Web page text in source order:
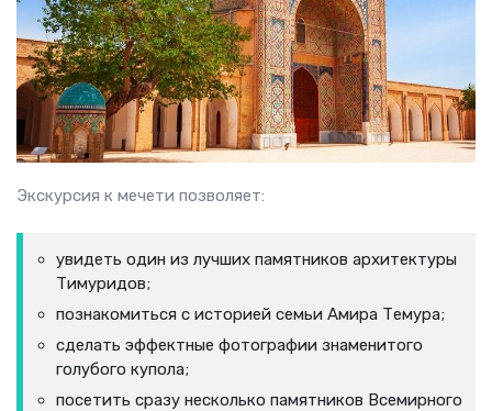
Экскурсия к мечети позволяет:
увидеть один из лучших памятников архитектуры
Тимуридов;
познакомиться с историей семьи Амира Темура;
сделать эффектные фотографии знаменитого
голубого купола;
посетить сразу несколько памятников Всемирного